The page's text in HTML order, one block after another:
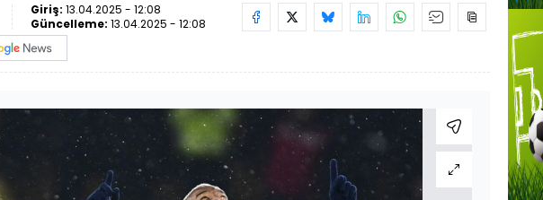
Giriş: 13.04.2025 - 12:08
Güncelleme: 13.04.2025 - 12:08